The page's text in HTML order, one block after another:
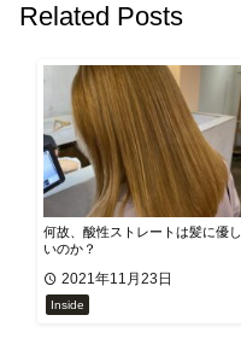
Related Posts
何故、酸性ストレートは髪に優し
いのか？
2021年11月23日
Inside